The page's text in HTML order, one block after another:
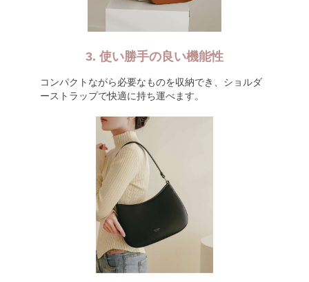
3. 使い勝手の良い機能性
コンパクトながら必要なものを収納でき、ショルダ
ーストラップで快適に持ち運べます。